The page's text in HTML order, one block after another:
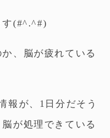
す(#^.^#)
、脳が疲れている
報が、1日分だそう
が処理できている